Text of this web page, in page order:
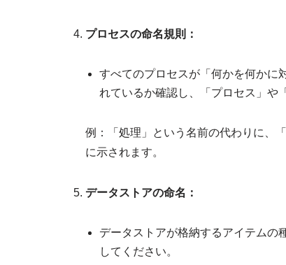
プロセスの命名規則：
すべてのプロセスが「何かを何かに
れているか確認し、「プロセス」や
例：「処理」という名前の代わりに、
に示されます。
データストアの命名：
データストアが格納するアイテムの
してください。